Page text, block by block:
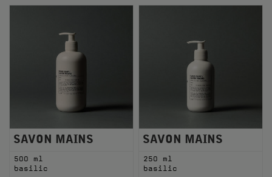
SAVON MAINS
500 ml
basilic
SAVON MAINS
250 ml
basilic